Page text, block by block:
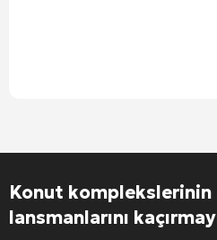
Konut
lansmanlarını